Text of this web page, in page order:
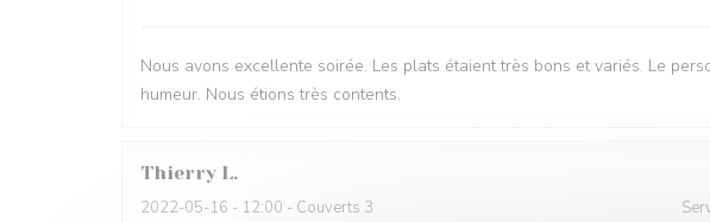
Nous avons excellente soirée. Les plats étaient très bons et variés. Le
humeur. Nous étions très contents.
Thierry L
2022-05-16 - 12:00 - Couverts 3